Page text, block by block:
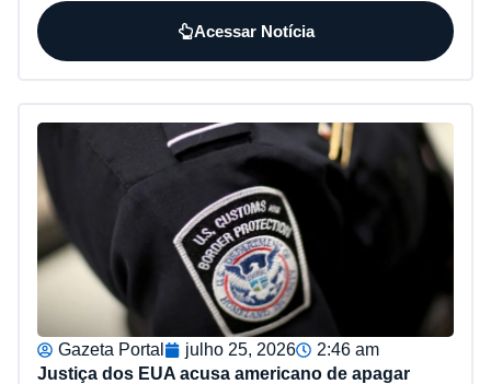
Acessar Notícia
Gazeta Portal julho 25, 2026
2:46 am
Justiça dos EUA acusa americano de apagar